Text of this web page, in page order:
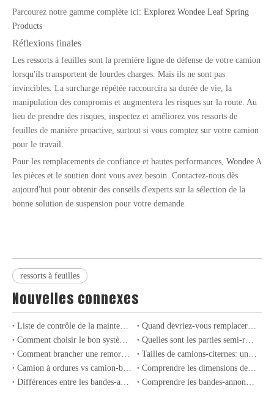
Parcourez notre gamme complète ici: Explorez Wondee Leaf Spring
Products
Réflexions finales
Les ressorts à feuilles sont la première ligne de défense de votre camion
lorsqu'ils transportent de lourdes charges. Mais ils ne sont pas
invincibles. La surcharge répétée raccourcira sa durée de vie, la
manipulation des compromis et augmentera les risques sur la route. Au
lieu de prendre des risques, inspectez et améliorez vos ressorts de
feuilles de manière proactive, surtout si vous comptez sur votre camion
pour le travail.
Pour les remplacements de confiance et hautes performances, Wondee A
les pièces et le soutien dont vous avez besoin. Contactez-nous dès
aujourd'hui pour obtenir des conseils d'experts sur la sélection de la
bonne solution de suspension pour votre demande.
ressorts à feuilles
Nouvelles connexes